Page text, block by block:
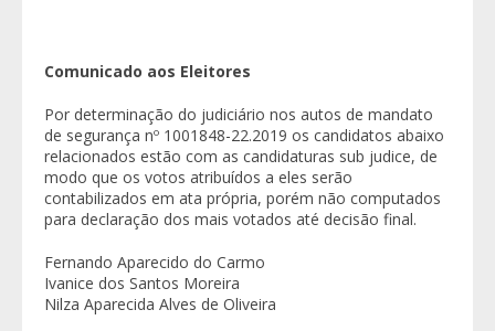
Comunicado aos Eleitores
Por determinação do judiciário nos autos de mandato
de segurança nº 1001848-22.2019 os candidatos abaixo
relacionados estão com as candidaturas sub judice, de
modo que os votos atribuídos a eles serão
contabilizados em ata própria, porém não computados
para declaração dos mais votados até decisão final.
Fernando Aparecido do Carmo
Ivanice dos Santos Moreira
Nilza Aparecida Alves de Oliveira